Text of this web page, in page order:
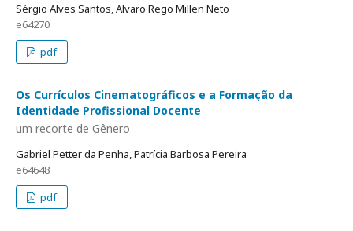
Sérgio Alves Santos, Alvaro Rego Millen Neto
e64270
pdf
Os Currículos Cinematográficos e a Formação da
Identidade Profissional Docente
um recorte de Gênero
Gabriel Petter da Penha, Patrícia Barbosa Pereira
e64648
pdf